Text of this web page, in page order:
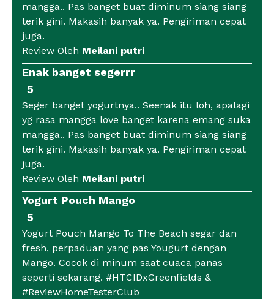
mangga.. Pas banget buat diminum siang siang
terik gini. Makasih banyak ya. Pengiriman cepat
juga.
Review Oleh Meilani putri
Enak banget segerrr
5
Seger banget yogurtnya.. Seenak itu loh, apalagi
yg rasa mangga love banget karena emang suka
mangga.. Pas banget buat diminum siang siang
terik gini. Makasih banyak ya. Pengiriman cepat
juga.
Review Oleh Meilani putri
Yogurt Pouch Mango
5
Yogurt Pouch Mango To The Beach segar dan
fresh, perpaduan yang pas Yougurt dengan
Mango. Cocok di minum saat cuaca panas
seperti sekarang. #HTCIDxGreenfields &
#ReviewHomeTesterClub